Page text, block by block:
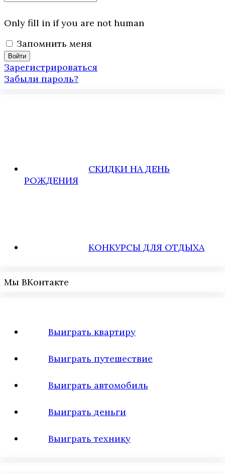
Only fill in if you are not human
Запомнить меня
Зарегистрироваться
Забыли пароль?
СКИДКИ НА ДЕНЬ
РОЖДЕНИЯ
КОНКУРСЫ ДЛЯ ОТДЫХА
Мы ВКонтакте
Выиграть квартиру
Выиграть путешествие
Выиграть автомобиль
Выиграть деньги
Выиграть технику